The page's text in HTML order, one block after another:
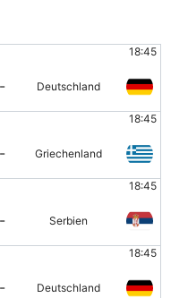
18:45
- Deutschland
18:45
- Griechenland
18:45
- Serbien
18:45
- Deutschland